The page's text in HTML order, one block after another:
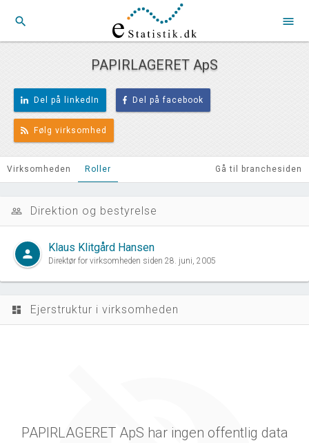
search menu
PAPIRLAGERET ApS
Del på linkedIn Del på facebook
Følg virksomhed
Virksomheden Roller Gå til branchesiden
people_outline Direktion og bestyrelse
person Klaus Klitgård Hansen
Direktør for virksomheden siden 28. juni, 2005
dashboard Ejerstruktur i virksomheden
PAPIRLAGERET ApS har ingen offentlig data